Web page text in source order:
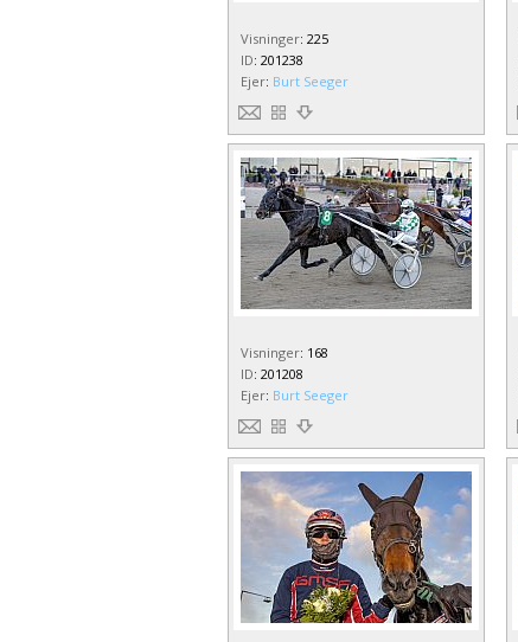
Visninger: 225
ID: 201238
Ejer: Burt Seeger
Visninger: 168
ID: 201208
Ejer: Burt Seeger